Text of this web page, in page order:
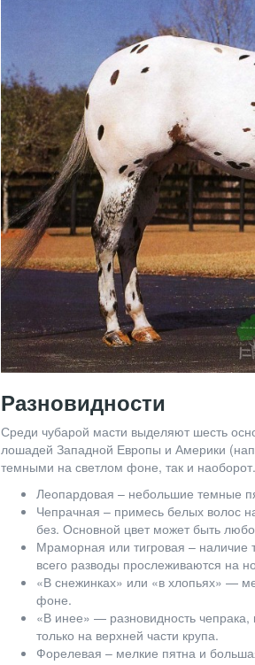
Разновидности
Среди чубарой масти выделяют шесть
лошадей Западной Европы и Америки
темными на светлом фоне, так и наоборот.
Леопардовая – небольшие темные
Чепрачная – примесь белых волос
без. Основной цвет может быть
Мраморная или тигровая – наличие
всего разводы прослеживаются на
«В снежинках» или «в хлопьях» —
фоне.
«В инее» — разновидность чепрака,
только на верхней части крупа.
Форелевая – мелкие пятна и